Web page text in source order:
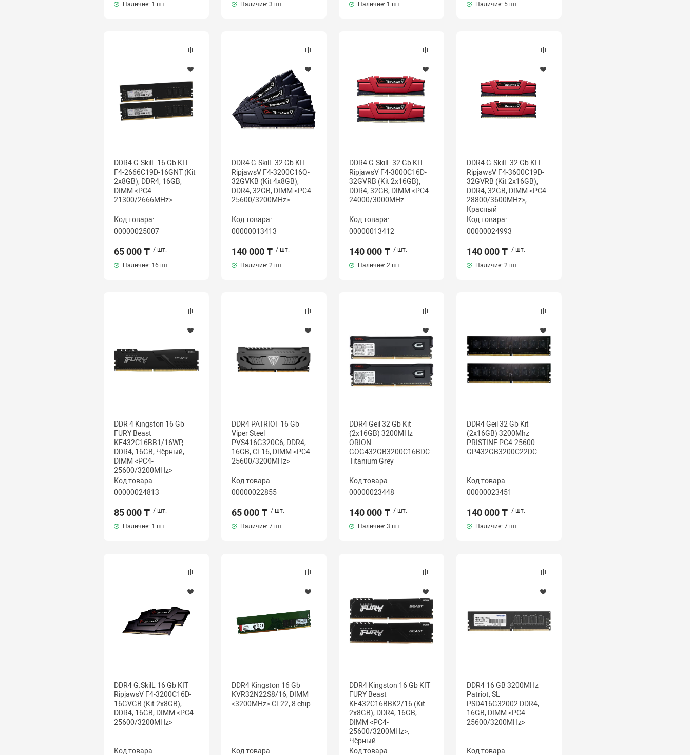
Наличие: 1 шт. Наличие: 3 шт. Наличие: 1 шт. Наличие: 5 шт.
DDR4 G.SkilL 16 Gb KIT
F4-2666C19D-16GNT (Kit
2x8GB), DDR4, 16GB,
DIMM <PC4-
21300/2666MHz>
Код товара:
00000025007
65 000 ₸ / шт.
Наличие: 16 шт.
DDR4 G.SkilL 32 Gb KIT
RipjawsV F4-3200C16Q-
32GVKB (Kit 4x8GB),
DDR4, 32GB, DIMM <PC4-
25600/3200MHz>
Код товара:
00000013413
140 000 ₸ / шт.
Наличие: 2 шт.
DDR4 G.SkilL 32 Gb KIT
RipjawsV F4-3000C16D-
32GVRB (Kit 2x16GB),
DDR4, 32GB, DIMM <PC4-
24000/3000MHz
Код товара:
00000013412
140 000 ₸ / шт.
Наличие: 2 шт.
DDR4 G.SkilL 32 Gb KIT
RipjawsV F4-3600C19D-
32GVRB (Kit 2x16GB),
DDR4, 32GB, DIMM <PC4-
28800/3600MHz>,
Красный
Код товара:
00000024993
140 000 ₸ / шт.
Наличие:2 шт.
DDR 4 Kingston 16 Gb
FURY Beast
KF432C16BB1/16WP,
DDR4, 16GB, Чёрный,
DIMM <PC4-
25600/3200MHz>
Код товара:
00000024813
85 000 ₸ / шт.
Наличие: 1 шт.
DDR4 PATRIOT 16 Gb
Viper Steel
PVS416G320C6, DDR4,
16GB, CL16, DIMM <PC4-
25600/3200MHz>
Код товара:
00000022855
65 000 ₸ / шт.
Наличие: 7 шт.
DDR4 Geil 32 Gb Kit
(2x16GB) 3200MHz
ORION
GOG432GB3200C16BDC
Titanium Grey
Код товара:
00000023448
140 000 ₸ / шт.
Наличие: 3 шт.
DDR4 Geil 32 Gb Kit
(2x16GB) 3200Mhz
PRISTINE PC4-25600
GP432GB3200C22DC
Код товара:
00000023451
140 000 ₸ / шт.
Наличие:7 шт.
DDR4 G.SkilL 16 Gb KIT
RipjawsV F4-3200C16D-
16GVGB (Kit 2x8GB),
DDR4, 16GB, DIMM <PC4-
25600/3200MHz>
Код товара:
DDR4 Kingston 16 Gb
KVR32N22S8/16, DIMM
<3200MHz> CL22, 8 chip
Код товара:
DDR4 Kingston 16 Gb KIT
FURY Beast
KF432C16BBK2/16 (Kit
2x8GB), DDR4, 16GB,
DIMM <PC4-
25600/3200MHz>,
Чёрный
Код товара:
DDR4 16 GB 3200MHz
Patriot, SL
PSD416G32002 DDR4,
16GB, DIMM <PC4-
25600/3200MHz>
Код товара: